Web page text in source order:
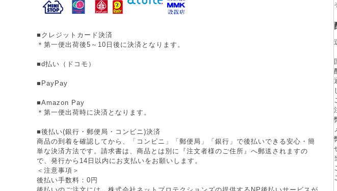
■クレジットカード決済
＊第一便出荷後5～10日後に決済となります。
■d払い（ドコモ）
■PayPay
■Amazon Pay
＊第一便出荷時に決済となります。
■後払い(銀行・郵便局・コンビニ)決済
商品の到着を確認してから、「コンビニ」「郵便局」「銀行」で後払いできる安心・簡
単な決済方法です。請求書は、商品とは別に『注文者様のご住所』へ郵送されますの
で、発行から14日以内にお支払いをお願いします。
＜注意事項＞
後払い手数料：0円